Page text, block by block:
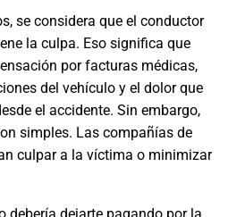
se considera que el conductor
la culpa. Eso significa que
por facturas médicas,
del vehículo y el dolor que
el accidente. Sin embargo,
simples. Las compañías de
culpar a la víctima o minimizar